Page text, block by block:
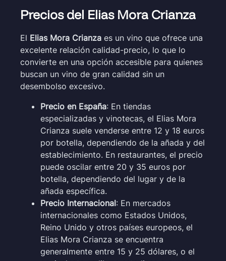
Precios del Elias Mora Crianza
El Elias Mora Crianza es un vino que ofrece una
excelente relación calidad-precio, lo que lo
convierte en una opción accesible para quienes
buscan un vino de gran calidad sin un
desembolso excesivo.
Precio en España: En tiendas
especializadas y vinotecas, el Elias Mora
Crianza suele venderse entre 12 y 18 euros
por botella, dependiendo de la añada y del
establecimiento. En restaurantes, el precio
puede oscilar entre 20 y 35 euros por
botella, dependiendo del lugar y de la
añada específica.
Precio Internacional: En mercados
internacionales como Estados Unidos,
Reino Unido y otros países europeos, el
Elias Mora Crianza se encuentra
generalmente entre 15 y 25 dólares, o el